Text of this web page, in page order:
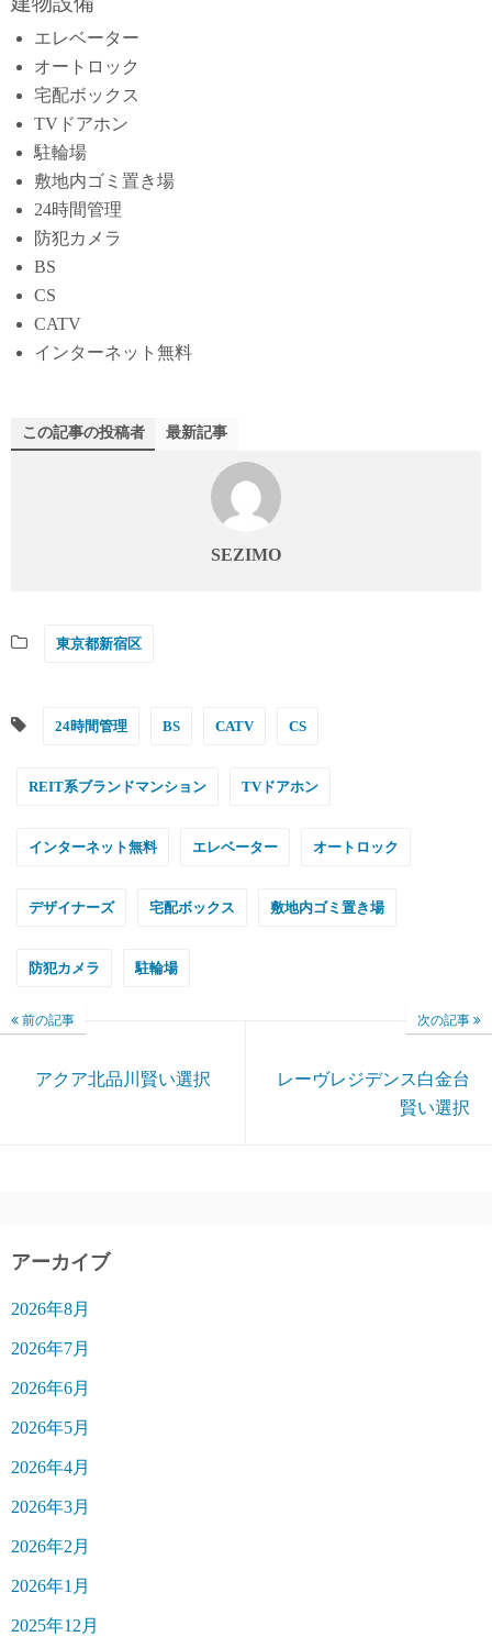
エレベーター
オートロック
宅配ボックス
TVドアホン
駐輪場
敷地内ゴミ置き場
24時間管理
防犯カメラ
BS
CS
CATV
インターネット無料
この記事の投稿者 最新記事
SEZIMO
東京都新宿区
24時間管理 BS CATV CS
REIT系ブランドマンション TVドアホン
インターネット無料 エレベーター オートロック
デザイナーズ 宅配ボックス 敷地内ゴミ置き場
防犯カメラ 駐輪場
前の記事
アクア北品川賢い選択
次の記事
レーヴレジデンス白金台
賢い選択
アーカイブ
2026年8月
2026年7月
2026年6月
2026年5月
2026年4月
2026年3月
2026年2月
2026年1月
2025年12月